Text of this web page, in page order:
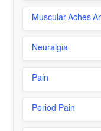
Muscular Aches
Neuralgia
Pain
Period Pain